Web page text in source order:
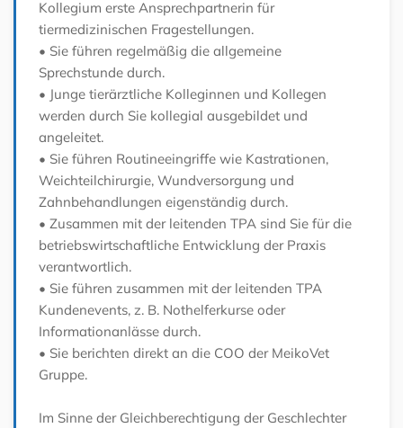
Kollegium erste Ansprechpartnerin für
tiermedizinischen Fragestellungen.
• Sie führen regelmäßig die allgemeine
Sprechstunde durch.
• Junge tierärztliche Kolleginnen und Kollegen
werden durch Sie kollegial ausgebildet und
angeleitet.
• Sie führen Routineeingriffe wie Kastrationen,
Weichteilchirurgie, Wundversorgung und
Zahnbehandlungen eigenständig durch.
• Zusammen mit der leitenden TPA sind Sie für die
betriebswirtschaftliche Entwicklung der Praxis
verantwortlich.
• Sie führen zusammen mit der leitenden TPA
Kundenevents, z. B. Nothelferkurse oder
Informationanlässe durch.
• Sie berichten direkt an die COO der MeikoVet
Gruppe.
Im Sinne der Gleichberechtigung der Geschlechter